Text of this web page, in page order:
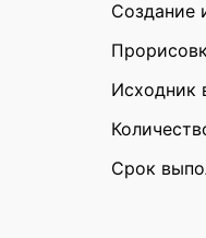
Создание
Исходник
Срок
There are
Be the